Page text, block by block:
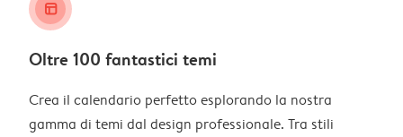
layout_alt
Oltre 100 fantastici temi
Crea il calendario perfetto esplorando la nostra
gamma di temi dal design professionale. Tra stili